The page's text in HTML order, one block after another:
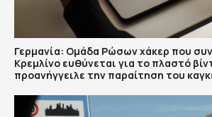
Γερμανία: Ομάδα Ρώσων χάκερ που
Κρεμλίνο ευθύνεται για το πλαστό
προανήγγειλε την παραίτηση του